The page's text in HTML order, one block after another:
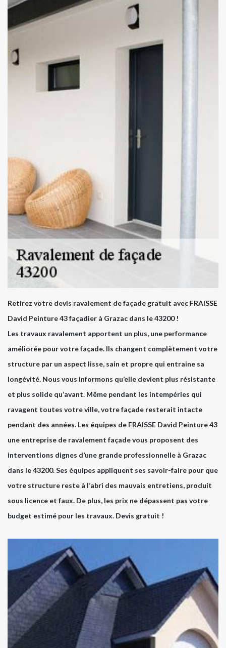
Retirez votre devis ravalement de façade gratuit avec FRAISSE
David Peinture 43 façadier à Grazac dans le 43200 !
Les travaux ravalement apportent un plus, une performance
améliorée pour votre façade. Ils changent complètement votre
structure par un aspect lisse, sain et propre qui entraine sa
longévité. Nous vous informons qu’elle devient plus résistante
et plus solide qu’avant. Même pendant les intempéries qui
ravagent toutes votre ville, votre façade resterait intacte
pendant des années. Les équipes de FRAISSE David Peinture 43
une entreprise de ravalement façade vous proposent des
interventions dignes d’une grande professionnelle à Grazac
dans le 43200. Ses équipes appliquent ses savoir-faire pour que
votre structure reste à l’abri des mauvais entretiens, produit
sous licence et faux. De plus, les prix ne dépassent pas votre
budget estimé pour les travaux. Devis gratuit !